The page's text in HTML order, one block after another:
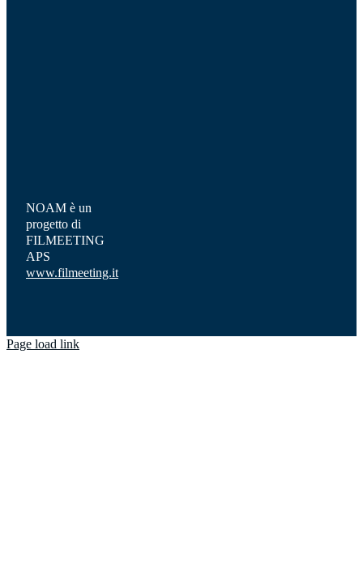
NOAM è un
progetto di
FILMEETING
APS
www.filmeeting.it
Page load link